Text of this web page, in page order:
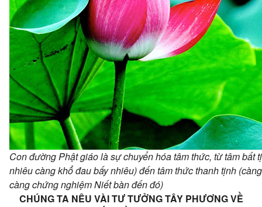
Con đường Phật giáo là sự chuyển hóa tâm thức, từ tâm bất
nhiêu càng khổ đau bấy nhiêu) đến tâm thức thanh tịnh
càng chứng nghiệm Niết bàn đến đó)
CHÚNG TA NÊU VÀI TƯ TƯỞNG TÂY PHƯƠNG VỀ